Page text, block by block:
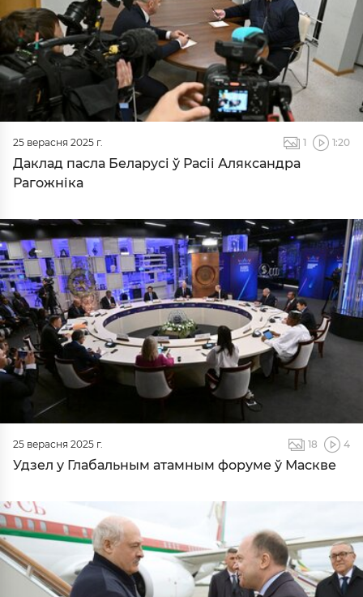
25 верасня 2025 г. 1 1:20
Даклад пасла Беларусі ў Расіі Аляксандра
Рагожніка
25 верасня 2025 г. 18 4
Удзел у Глабальным атамным форуме ў Маскве